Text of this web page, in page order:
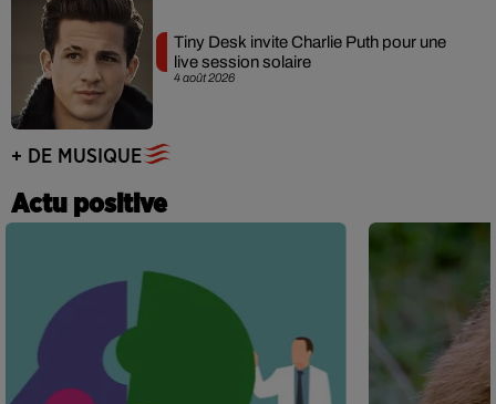
4 août 2026
Tiny Desk invite Charlie Puth pour une
live session solaire
+ DE MUSIQUE
Actu positive